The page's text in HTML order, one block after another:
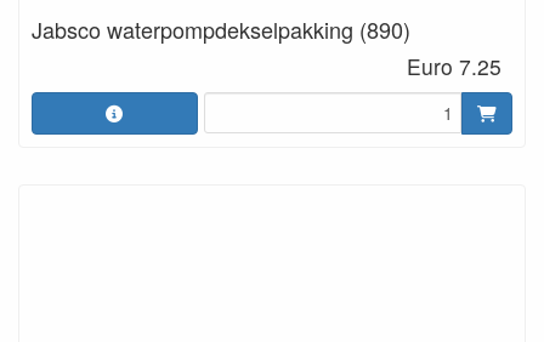
Jabsco waterpompdekselpakking (890)
Euro 7.25